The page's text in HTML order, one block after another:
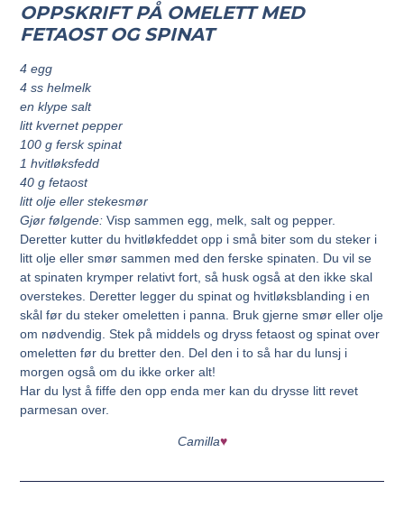
OPPSKRIFT PÅ OMELETT MED
FETAOST OG SPINAT
4 egg
4 ss helmelk
en klype salt
litt kvernet pepper
100 g fersk spinat
1 hvitløksfedd
40 g fetaost
litt olje eller stekesmør
Gjør følgende: Visp sammen egg, melk, salt og pepper.
Deretter kutter du hvitløkfeddet opp i små biter som du steker i
litt olje eller smør sammen med den ferske spinaten. Du vil se
at spinaten krymper relativt fort, så husk også at den ikke skal
overstekes. Deretter legger du spinat og hvitløksblanding i en
skål før du steker omeletten i panna. Bruk gjerne smør eller olje
om nødvendig. Stek på middels og dryss fetaost og spinat over
omeletten før du bretter den. Del den i to så har du lunsj i
morgen også om du ikke orker alt!
Har du lyst å fiffe den opp enda mer kan du drysse litt revet
parmesan over.
Camilla♥